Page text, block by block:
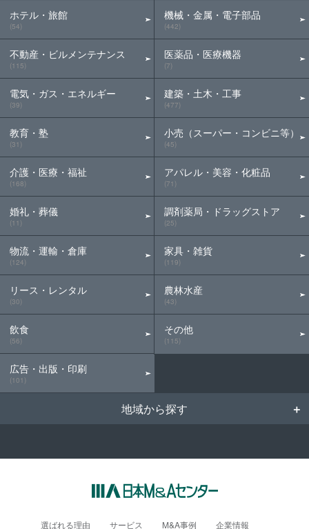
ホテル・旅館
(54)
不動産・ビルメンテナンス
(115)
電気・ガス・エネルギー
(39)
教育・塾
(31)
介護・医療・福祉
(168)
婚礼・葬儀
(11)
物流・運輸・倉庫
(124)
リース・レンタル
(30)
飲食
(56)
広告・出版・印刷
(101)
機械・金属・電子部品
(442)
医薬品・医療機器
(7)
建築・土木・工事
(477)
小売（スーパー・コンビニ等）
(45)
アパレル・美容・化粧品
(71)
調剤薬局・ドラッグストア
(25)
家具・雑貨
(119)
農林水産
(43)
その他
(115)
地域から探す
選ばれる理由 サービス M&A事例 企業情報